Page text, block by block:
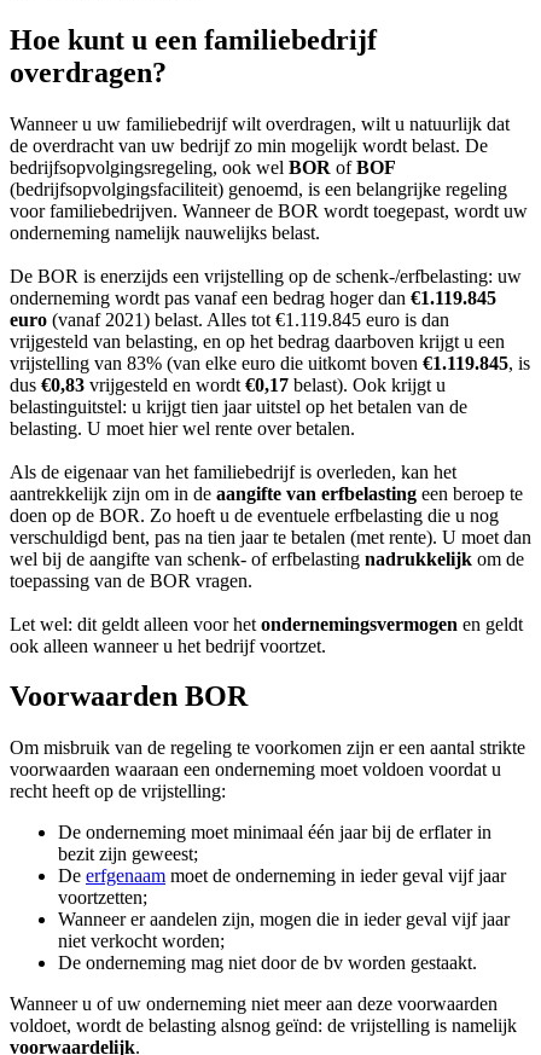
Hoe kunt u een familiebedrijf
overdragen?
Wanneer u uw familiebedrijf wilt overdragen, wilt u natuurlijk dat
de overdracht van uw bedrijf zo min mogelijk wordt belast. De
bedrijfsopvolgingsregeling, ook wel BOR ofBOF
(bedrijfsopvolgingsfaciliteit) genoemd, is een belangrijke regeling
voor familiebedrijven. Wanneer de BOR wordt toegepast, wordt uw
onderneming namelijk nauwelijks belast.
De BOR is enerzijds een vrijstelling op de schenk-/erfbelasting: uw
onderneming wordt pas vanaf een bedrag hoger dan €1.119.845
euro (vanaf 2021) belast. Alles tot €1.119.845 euro is dan
vrijgesteld van belasting, en op het bedrag daarboven krijgt u een
vrijstelling van 83% (van elke euro die uitkomt boven €1.119.845, is
dus €0,83 vrijgesteld en wordt €0,17 belast). Ook krijgt u
belastinguitstel: u krijgt tien jaar uitstel op het betalen van de
belasting. U moet hier wel rente over betalen.
Als de eigenaar van het familiebedrijf is overleden, kan het
aantrekkelijk zijn om in de aangifte van erfbelasting een beroep te
doen op de BOR. Zo hoeft u de eventuele erfbelasting die u nog
verschuldigd bent, pas na tien jaar te betalen (met rente). U moet dan
wel bij de aangifte van schenk- of erfbelasting nadrukkelijk om de
toepassing van de BOR vragen.
Let wel: dit geldt alleen voor het ondernemingsvermogen en geldt
ook alleen wanneer u het bedrijf voortzet.
Voorwaarden BOR
Om misbruik van de regeling te voorkomen zijn er een aantal strikte
voorwaarden waaraan een onderneming moet voldoen voordat u
recht heeft op de vrijstelling:
De onderneming moet minimaal één jaar bij de erflater in
bezit zijn geweest;
De erfgenaam moet de onderneming in ieder geval vijf jaar
voortzetten;
Wanneer er aandelen zijn, mogen die in ieder geval vijf jaar
niet verkocht worden;
De onderneming mag niet door de bv worden gestaakt.
Wanneer u of uw onderneming niet meer aan deze voorwaarden
voldoet, wordt de belasting alsnog geïnd: de vrijstelling is namelijk
voorwaardelijk.